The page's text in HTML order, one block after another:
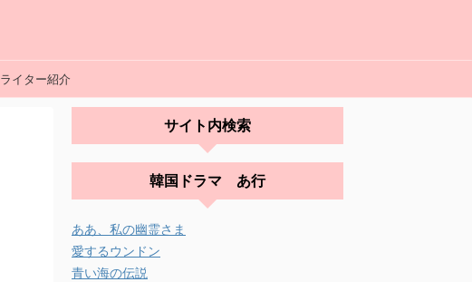
ライター紹介
サイト内検索
韓国ドラマ あ行
ああ、私の幽霊さま
愛するウンドン
青い海の伝説